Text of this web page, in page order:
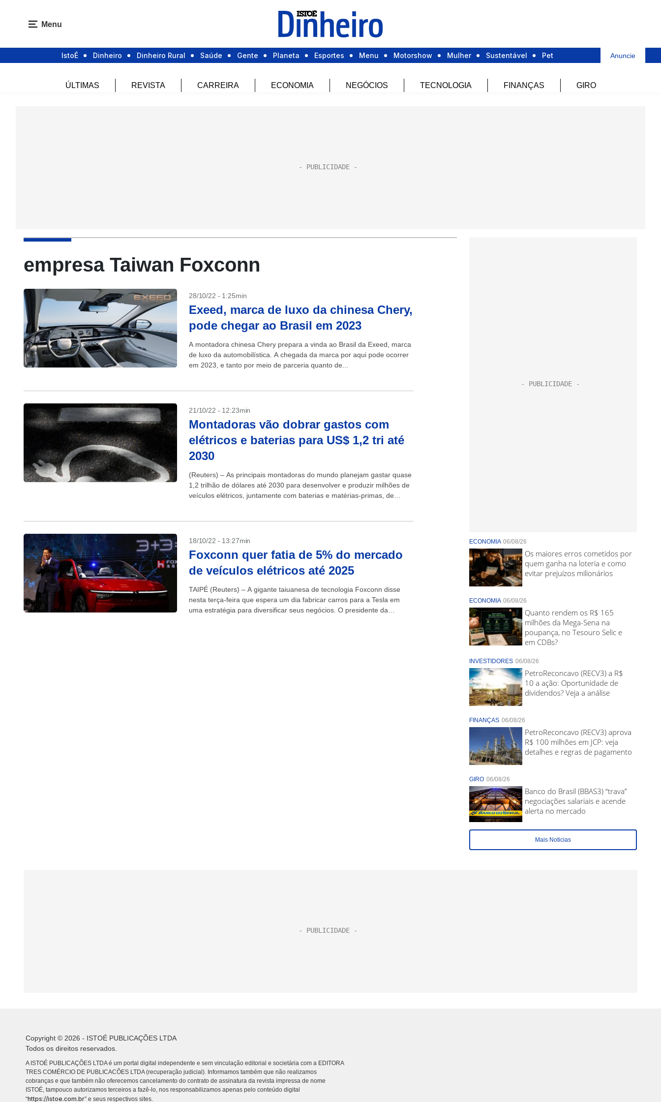
Menu
IstoÉ Dinheiro Dinheiro Rural Saúde Gente Planeta Esportes Menu Motorshow Mulher Sustentável Pet Anuncie
ÚLTIMAS REVISTA CARREIRA ECONOMIA NEGÓCIOS TECNOLOGIA FINANÇAS GIRO
empresa Taiwan Foxconn
28/10/22 - 1:25min
Exeed, marca de luxo da chinesa Chery,
pode chegar ao Brasil em 2023
A montadora chinesa Chery prepara a vinda ao Brasil da Exeed, marca
de luxo da automobilística. A chegada da marca por aqui pode ocorrer
em 2023, e tanto por meio de parceria quanto de...
21/10/22 - 12:23min
Montadoras vão dobrar gastos com
elétricos e baterias para US$ 1,2 tri até
2030
(Reuters) – As principais montadoras do mundo planejam gastar quase
1,2 trilhão de dólares até 2030 para desenvolver e produzir milhões de
veículos elétricos, juntamente com baterias e matérias-primas, de
18/10/22 - 13:27min
Foxconn quer fatia de 5% do mercado
de veículos elétricos até 2025
TAIPÉ (Reuters) – A gigante taiuanesa de tecnologia Foxconn disse
nesta terça-feira que espera um dia fabricar carros para a Tesla em
uma estratégia para diversificar seus negócios. O presidente da
ECONOMIA 06/08/26
Os maiores erros cometidos por
quem ganha na loteria e como
evitar prejuízos milionários
ECONOMIA 06/08/26
Quanto rendem os R$ 165
milhões da Mega-Sena na
poupança, no Tesouro Selic e
em CDBs?
INVESTIDORES 06/08/26
PetroReconcavo (RECV3) a R$
10 a ação: Oportunidade de
dividendos? Veja a análise
FINANÇAS 06/08/26
PetroReconcavo (RECV3) aprova
R$ 100 milhões em JCP: veja
detalhes e regras de pagamento
GIRO 06/08/26
Banco do Brasil (BBAS3) “trava”
negociações salariais e acende
alerta no mercado
Mais Noticias
Copyright © 2026 - ISTOÉ PUBLICAÇÕES LTDA
Todos os direitos reservados.
A ISTOÉ PUBLICAÇÕES LTDA é um portal digital independente e sem vinculação editorial e societária com a EDITORA
TRES COMÉRCIO DE PUBLICACÕES LTDA (recuperação judicial). Informamos também que não realizamos
cobranças e que também não oferecemos cancelamento do contrato de assinatura da revista impressa de nome
ISTOÉ, tampouco autorizamos terceiros a fazê-lo, nos responsabilizamos apenas pelo conteúdo digital
“https://istoe.com.br” e seus respectivos sites.